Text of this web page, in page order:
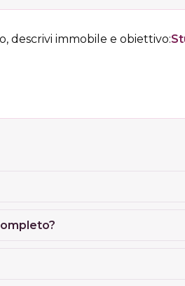
descrivi immobile e obiettivo: